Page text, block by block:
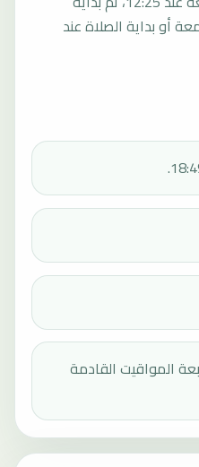
الجمعة أو بداية الصلاة عند
المواقيت القادمة